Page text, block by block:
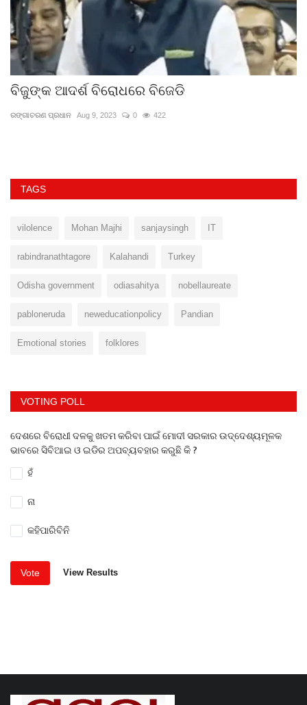
ବିଜୁଙ୍କ ଆଦର୍ଶ ବିରୋଧରେ ବିଜେଡି
ରଙ୍ଗାଚରଣ ପ୍ରଧାନ Aug 9, 2023 0 422
TAGS
vilolence Mohan Majhi sanjaysingh IT
rabindranathtagore Kalahandi Turkey
Odisha government odiasahitya nobellaureate
pabloneruda neweducationpolicy Pandian
Emotional stories folklores
VOTING POLL
ଦେଶରେ ବିରୋଧୀ ଦଳକୁ ଖତମ କରିବା ପାଇଁ ମୋଦୀ ସରକାର ଉଦ୍ଦେଶ୍ୟମୂଳକ
ଭାବରେ ସିବିଆଇ ଓ ଇଡିର ଅପବ୍ୟବହାର କରୁଛି କି ?
ହଁ
ନା
କହିପାରିବିନି
Vote View Results